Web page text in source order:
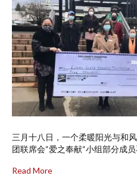
三月十八日，一个柔暖阳光与和
团联席会“爱之奉献“小组部分成
Read More